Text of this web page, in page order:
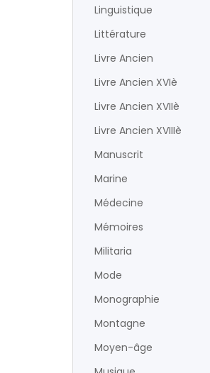
Linguistique
Littérature
Livre Ancien
Livre Ancien XVIè
Livre Ancien XVIIè
Livre Ancien XVIIIè
Manuscrit
Marine
Médecine
Mémoires
Militaria
Mode
Monographie
Montagne
Moyen-âge